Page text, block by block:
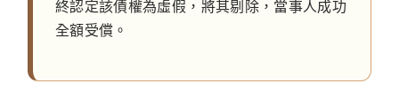
終認定該債權為虛假，將其剔除，當事人成功
全額受償。